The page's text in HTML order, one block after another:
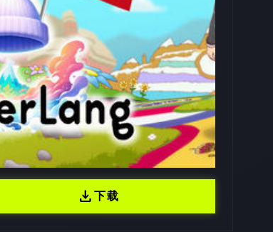
download下载